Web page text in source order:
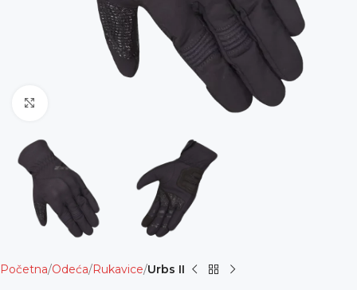
Početna Odeća Rukavice Urbs II